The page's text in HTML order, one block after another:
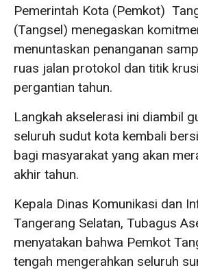
Pemerintah Kota (Pemkot)
(Tangsel) menegaskan
menuntaskan penanganan
ruas jalan protokol dan titik
pergantian tahun.
Langkah akselerasi ini diambil
seluruh sudut kota kembali
bagi masyarakat yang akan
akhir tahun.
Kepala Dinas Komunikasi dan
Tangerang Selatan, Tubagus
menyatakan bahwa Pemkot
tengah mengerahkan seluruh